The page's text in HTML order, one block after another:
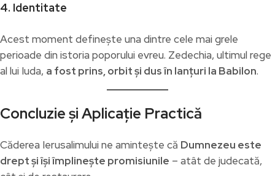
4. Identitate
Acest moment definește una dintre cele mai grele
perioade din istoria poporului evreu. Zedechia, ultimul rege
al lui Iuda, a fost prins, orbit și dus în lanțuri la Babilon.
Concluzie și Aplicație Practică
Căderea Ierusalimului ne amintește că Dumnezeu este
drept și își împlinește promisiunile – atât de judecată,